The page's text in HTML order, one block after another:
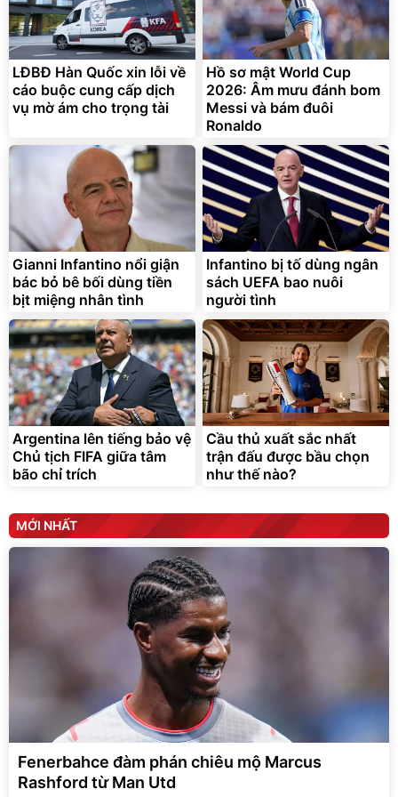
Lót ghế ôtô, nâng lưng
chống nóng giúp thoải mái
trong di chuyển
295.000đ
Đã bán nhiều
LĐBĐ Hàn Quốc xin lỗi về
cáo buộc cung cấp dịch
vụ mờ ám cho trọng tài
Hồ sơ mật World Cup
2026: Âm mưu đánh bom
Messi và bám đuôi
Ronaldo
Gianni Infantino nổi giận
bác bỏ bê bối dùng tiền
bịt miệng nhân tình
Infantino bị tố dùng ngân
sách UEFA bao nuôi
người tình
Argentina lên tiếng bảo vệ
Chủ tịch FIFA giữa tâm
bão chỉ trích
Cầu thủ xuất sắc nhất
trận đấu được bầu chọn
như thế nào?
MỚI NHẤT
Fenerbahce đàm phán chiêu mộ Marcus
Rashford từ Man Utd